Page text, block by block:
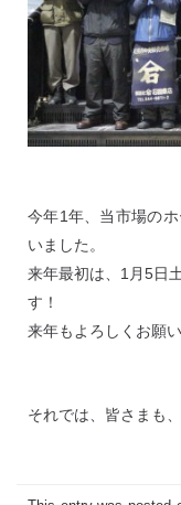
今年1年、当市場の
いました。
来年最初は、1月5日
す！
来年もよろしくお願
それでは、皆さまも